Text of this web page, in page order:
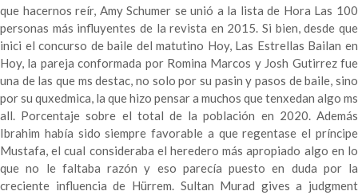
que hacernos reír, Amy Schumer se unió a la lista de Hora Las 100
personas más influyentes de la revista en 2015. Si bien, desde que
inici el concurso de baile del matutino Hoy, Las Estrellas Bailan en
Hoy, la pareja conformada por Romina Marcos y Josh Gutirrez fue
una de las que ms destac, no solo por su pasin y pasos de baile, sino
por su quxedmica, la que hizo pensar a muchos que tenxedan algo ms
all. Porcentaje sobre el total de la población en 2020. Además
Ibrahim había sido siempre favorable a que regentase el príncipe
Mustafa, el cual consideraba el heredero más apropiado algo en lo
que no le faltaba razón y eso parecía puesto en duda por la
creciente influencia de Hürrem. Sultan Murad gives a judgment